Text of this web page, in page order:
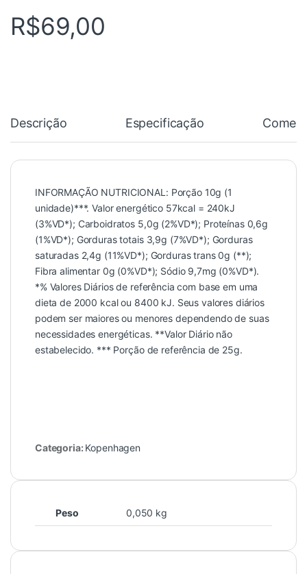
R$69,00
Descrição Especificação
INFORMAÇÃO NUTRICIONAL: Porção 10g (1
unidade)***. Valor energético 57kcal = 240kJ
(3%VD*); Carboidratos 5,0g (2%VD*); Proteínas 0,6g
(1%VD*); Gorduras totais 3,9g (7%VD*); Gorduras
saturadas 2,4g (11%VD*); Gorduras trans 0g (**);
Fibra alimentar 0g (0%VD*); Sódio 9,7mg (0%VD*).
*% Valores Diários de referência com base em uma
dieta de 2000 kcal ou 8400 kJ. Seus valores diários
podem ser maiores ou menores dependendo de suas
necessidades energéticas. **Valor Diário não
estabelecido. *** Porção de referência de 25g.
Categoria: Kopenhagen
Peso 0,050 kg